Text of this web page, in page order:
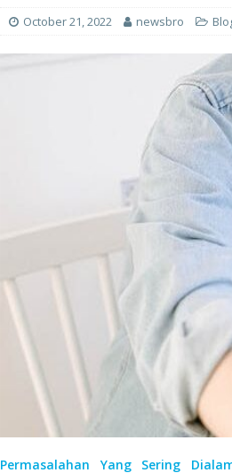
October 21, 2022 newsbro
Permasalahan Yang Sering